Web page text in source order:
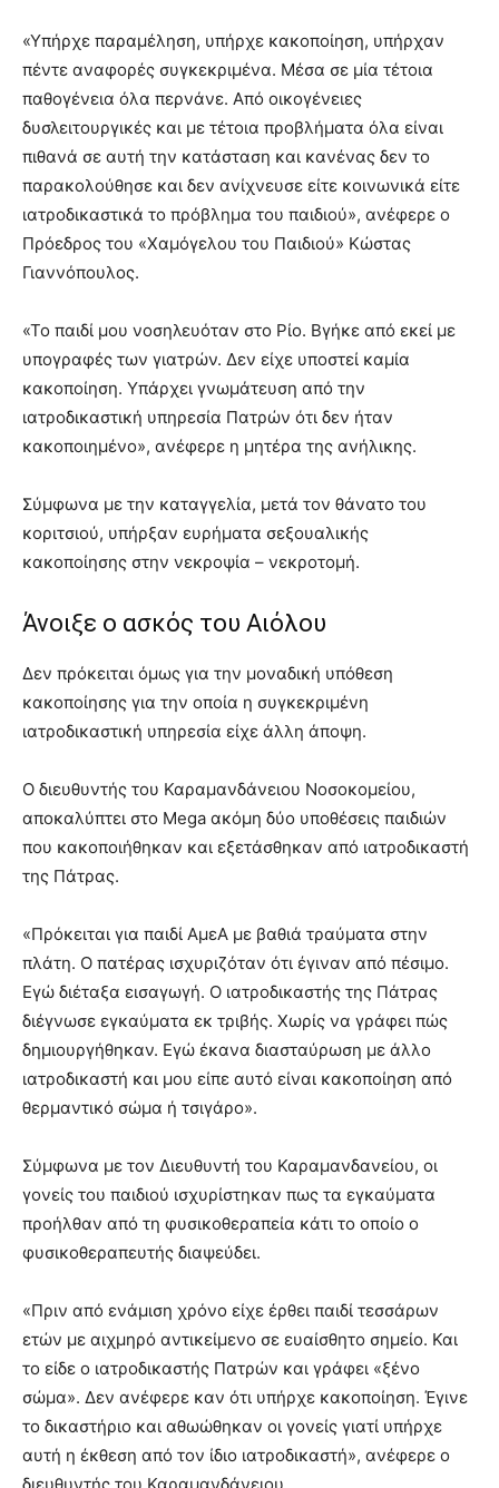
«Υπήρχε παραμέληση, υπήρχε κακοποίηση, υπήρχαν
πέντε αναφορές συγκεκριμένα. Μέσα σε μία τέτοια
παθογένεια όλα περνάνε. Από οικογένειες
δυσλειτουργικές και με τέτοια προβλήματα όλα είναι
πιθανά σε αυτή την κατάσταση και κανένας δεν το
παρακολούθησε και δεν ανίχνευσε είτε κοινωνικά είτε
ιατροδικαστικά το πρόβλημα του παιδιού», ανέφερε ο
Πρόεδρος του «Χαμόγελου του Παιδιού» Κώστας
Γιαννόπουλος.
«Το παιδί μου νοσηλευόταν στο Ρίο. Βγήκε από εκεί με
υπογραφές των γιατρών. Δεν είχε υποστεί καμία
κακοποίηση. Υπάρχει γνωμάτευση από την
ιατροδικαστική υπηρεσία Πατρών ότι δεν ήταν
κακοποιημένο», ανέφερε η μητέρα της ανήλικης.
Σύμφωνα με την καταγγελία, μετά τον θάνατο του
κοριτσιού, υπήρξαν ευρήματα σεξουαλικής
κακοποίησης στην νεκροψία – νεκροτομή.
Άνοιξε ο ασκός του Αιόλου
Δεν πρόκειται όμως για την μοναδική υπόθεση
κακοποίησης για την οποία η συγκεκριμένη
ιατροδικαστική υπηρεσία είχε άλλη άποψη.
Ο διευθυντής του Καραμανδάνειου Νοσοκομείου,
αποκαλύπτει στο Mega ακόμη δύο υποθέσεις παιδιών
που κακοποιήθηκαν και εξετάσθηκαν από ιατροδικαστή
της Πάτρας.
«Πρόκειται για παιδί ΑμεΑ με βαθιά τραύματα στην
πλάτη. Ο πατέρας ισχυριζόταν ότι έγιναν από πέσιμο.
Εγώ διέταξα εισαγωγή. Ο ιατροδικαστής της Πάτρας
διέγνωσε εγκαύματα εκ τριβής. Χωρίς να γράφει πώς
δημιουργήθηκαν. Εγώ έκανα διασταύρωση με άλλο
ιατροδικαστή και μου είπε αυτό είναι κακοποίηση από
θερμαντικό σώμα ή τσιγάρο».
Σύμφωνα με τον Διευθυντή του Καραμανδανείου, οι
γονείς του παιδιού ισχυρίστηκαν πως τα εγκαύματα
προήλθαν από τη φυσικοθεραπεία κάτι το οποίο ο
φυσικοθεραπευτής διαψεύδει.
«Πριν από ενάμιση χρόνο είχε έρθει παιδί τεσσάρων
ετών με αιχμηρό αντικείμενο σε ευαίσθητο σημείο. Και
το είδε ο ιατροδικαστής Πατρών και γράφει «ξένο
σώμα». Δεν ανέφερε καν ότι υπήρχε κακοποίηση. Έγινε
το δικαστήριο και αθωώθηκαν οι γονείς γιατί υπήρχε
αυτή η έκθεση από τον ίδιο ιατροδικαστή», ανέφερε ο